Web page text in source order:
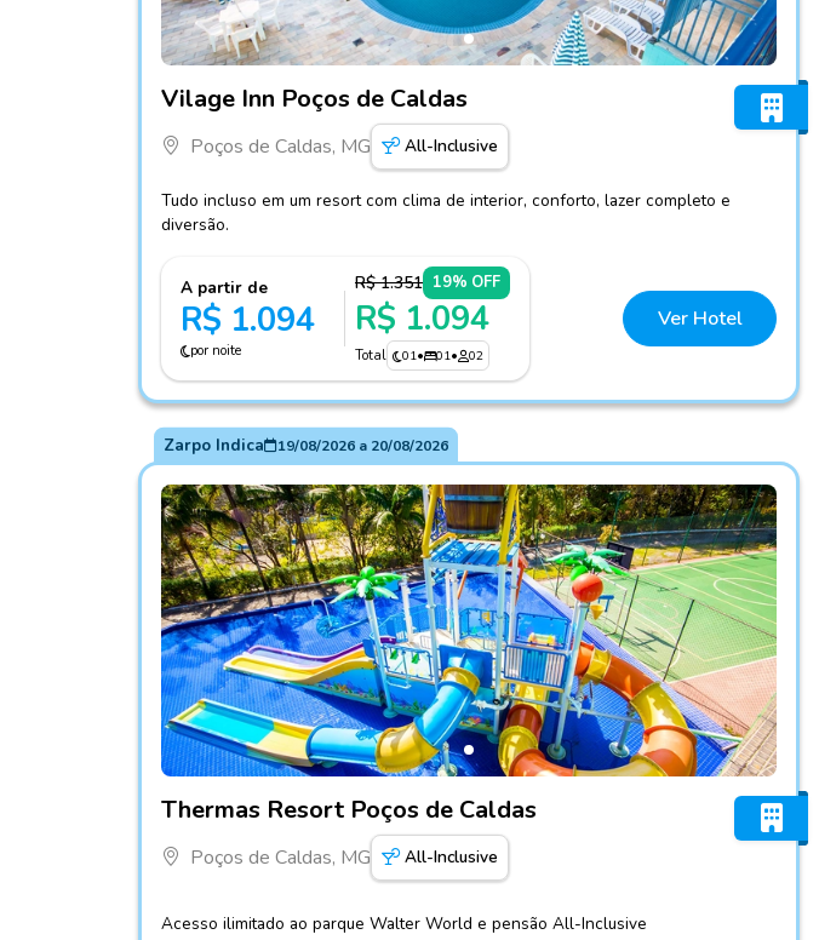
Vilage Inn Poços de Caldas
Poços de Caldas, MG All-Inclusive
Tudo incluso em um resort com clima de interior, conforto, lazer completo e
diversão.
A partir de
R$ 1.094
por noite
R$ 1.351 19% OFF
R$ 1.094
Total 01• 01• 02
Ver Hotel
Zarpo Indica 19/08/2026a 20/08/2026
Thermas Resort Poços de Caldas
Poços de Caldas, MG All-Inclusive
Acesso ilimitado ao parque Walter World e pensão All-Inclusive